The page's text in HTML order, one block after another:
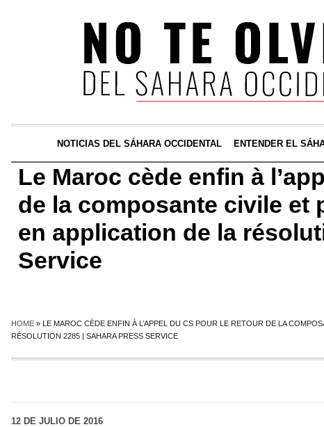
NOTICIAS DEL SÁHARA OCCIDENTAL ENTENDER EL
Le Maroc cède enfin à
de la composante civile et
en application de la
Service
HOME » LE MAROC CÈDE ENFIN À L’APPEL DU CS POUR LE RETOUR DE LA
RÉSOLUTION 2285 | SAHARA PRESS SERVICE
12 DE JULIO DE 2016